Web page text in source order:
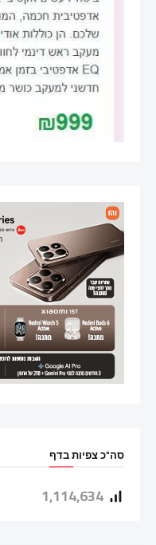
סה"כ צפיות בדף
1,114,634